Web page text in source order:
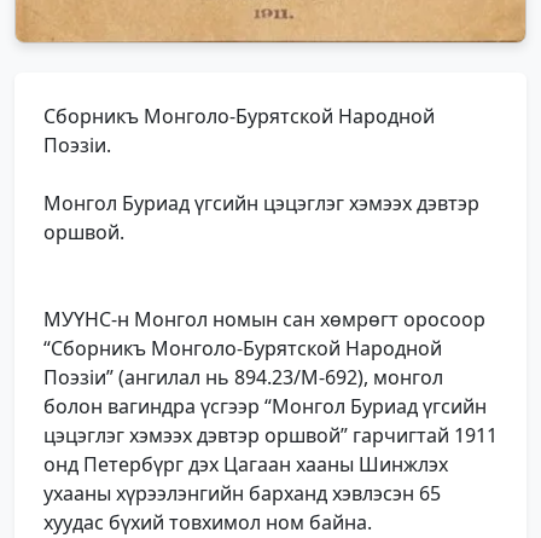
Сборникъ Монголо-Бурятской Народной
Поэзiи.
Монгол Буриад үгсийн цэцэглэг хэмээх дэвтэр
оршвой.
МУҮНС-н Монгол номын сан хөмрөгт оросоор
“Сборникъ Монголо-Бурятской Народной
Поэзiи” (ангилал нь 894.23/М-692), монгол
болон вагиндра үсгээр “Монгол Буриад үгсийн
цэцэглэг хэмээх дэвтэр оршвой” гарчигтай 1911
онд Петербүрг дэх Цагаан хааны Шинжлэх
ухааны хүрээлэнгийн барханд хэвлэсэн 65
хуудас бүхий товхимол ном байна.